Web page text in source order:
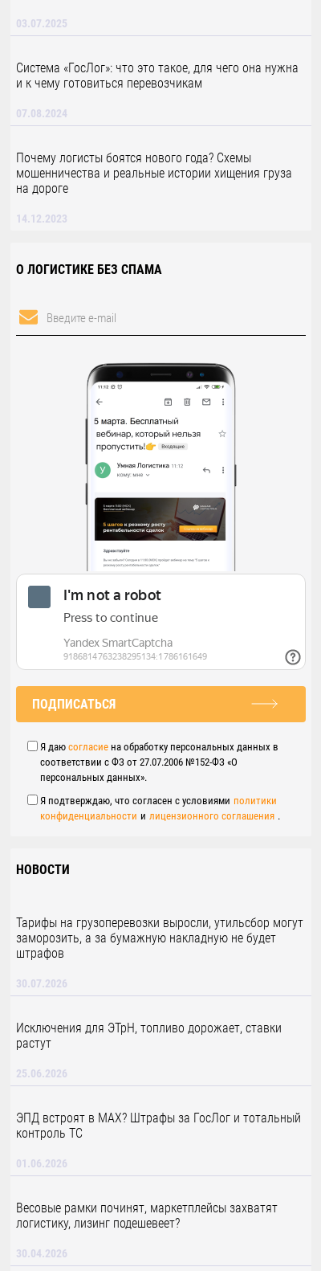
03.07.2025
Система «ГосЛог»: что это такое, для чего она нужна
и к чему готовиться перевозчикам
07.08.2024
Почему логисты боятся нового года? Схемы
мошенничества и реальные истории хищения груза
на дороге
14.12.2023
О ЛОГИСТИКЕ БЕЗ СПАМА
ПОДПИСАТЬСЯ
Я даю согласиена обработку персональных данных в
соответствии с ФЗ от 27.07.2006 №152-ФЗ «О
персональных данных».
Я подтверждаю, что согласен с условиями политики
конфиденциальности и лицензионного соглашения .
НОВОСТИ
Тарифы на грузоперевозки выросли, утильсбор могут
заморозить, а за бумажную накладную не будет
штрафов
30.07.2026
Исключения для ЭТрН, топливо дорожает, ставки
растут
25.06.2026
ЭПД встроят в MAX? Штрафы за ГосЛог и тотальный
контроль ТС
01.06.2026
Весовые рамки починят, маркетплейсы захватят
логистику, лизинг подешевеет?
30.04.2026